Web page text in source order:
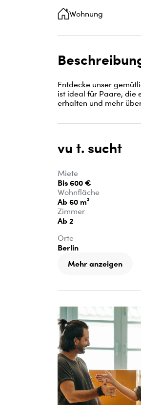
Wohnung
Entdecke unser
ist ideal für Paare, die
erhalten und mehr
vu t. sucht
Miete
Bis 600 €
Wohnfläche
Ab 60 m²
Zimmer
Ab 2
Orte
Berlin
Mehr anzeigen